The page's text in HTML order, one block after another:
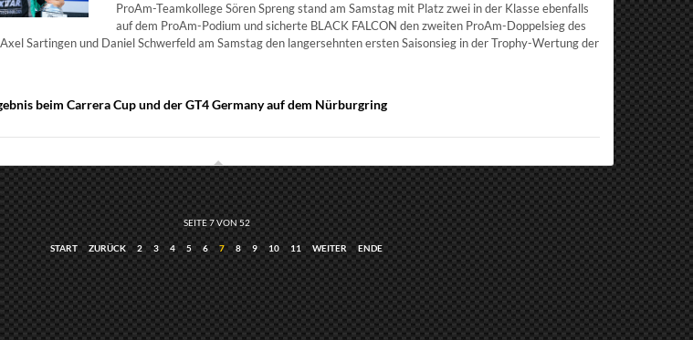
ProAm-Teamkollege Sören Spreng stand am Samstag mit Platz zwei in der Klasse ebenfalls
auf dem ProAm-Podium und sicherte BLACK FALCON den zweiten ProAm-Doppelsieg des
Sartingen und Daniel Schwerfeld am Samstag den langersehnten ersten Saisonsieg in der Trophy-Wertung der
beim Carrera Cup und der GT4 Germany auf dem Nürburgring
SEITE 7 VON 52
START ZURÜCK 2 3 4 5 6 7 8 9 10 11 WEITER ENDE